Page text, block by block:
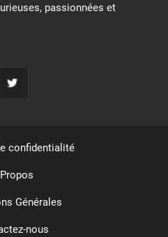
passionnées et
confidentialité
Générales
nous